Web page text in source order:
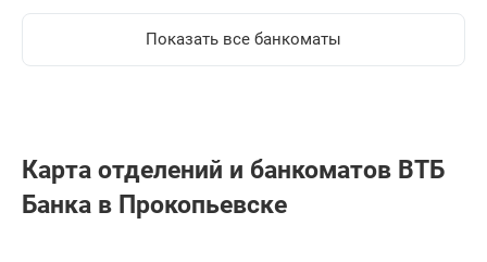
Показать все банкоматы
Карта отделений и банкоматов ВТБ
Банкa в Прокопьевске